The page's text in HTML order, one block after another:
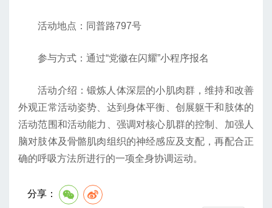
活动地点：同普路797号
参与方式：通过“党徽在闪耀”小程序报名
活动介绍：锻炼人体深层的小肌肉群，维持和改善
外观正常活动姿势、达到身体平衡、创展躯干和肢体的
活动范围和活动能力、强调对核心肌群的控制、加强人
脑对肢体及骨骼肌肉组织的神经感应及支配，再配合正
确的呼吸方法所进行的一项全身协调运动。
分享：